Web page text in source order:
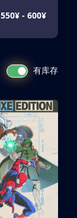
550¥ - 600¥
有库存